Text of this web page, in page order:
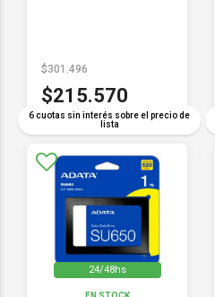
6 cuotas sin interés sobre el precio de
lista
$301.496
$215.570
24/48hs